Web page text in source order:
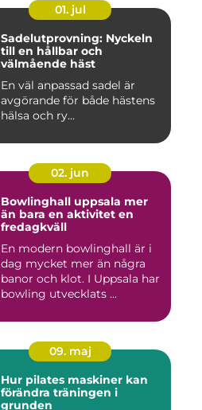
01. jul
Sadelutprovning: Nyckeln
till en hållbar och
välmående häst
En väl anpassad sadel är
avgörande för både hästens
hälsa och ry...
02. jun
Bowlinghall uppsala mer
än bara en aktivitet en
fredagkväll
En modern bowlinghall är i
dag mycket mer än några
banor och klot. I Uppsala har
bowling utvecklats ...
09. maj
Hur pilates maskiner kan
förändra träningen i
grunden